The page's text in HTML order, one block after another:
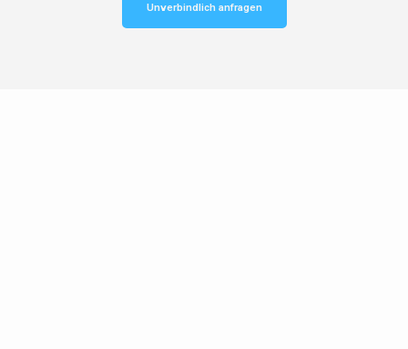
Unverbindlich anfragen